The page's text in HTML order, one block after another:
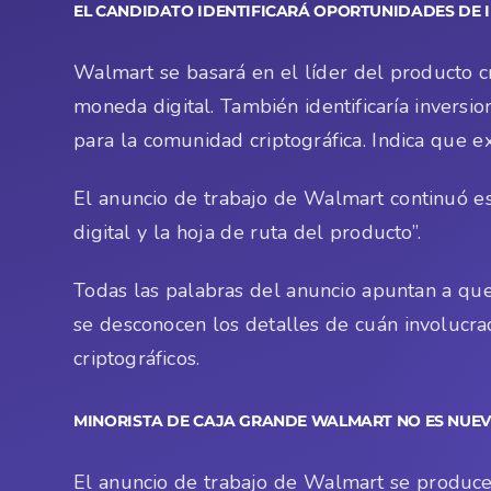
EL CANDIDATO IDENTIFICARÁ OPORTUNIDADES DE
Walmart se basará en el líder del producto
moneda digital. También identificaría
para la comunidad criptográfica. Indica que
El anuncio de trabajo de Walmart continuó
digital y la hoja de ruta del producto”.
Todas las palabras del anuncio apuntan a
se desconocen los detalles de cuán
criptográficos.
MINORISTA DE CAJA GRANDE WALMART NO ES
El anuncio de trabajo de Walmart se